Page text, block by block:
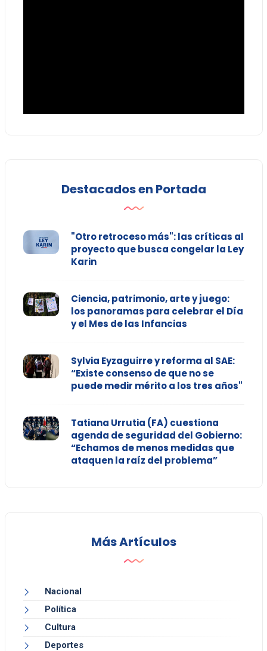
Destacados en Portada
"Otro retroceso más": las críticas al
proyecto que busca congelar la Ley
Karin
Ciencia, patrimonio, arte y juego:
los panoramas para celebrar el Día
y el Mes de las Infancias
Sylvia Eyzaguirre y reforma al SAE:
“Existe consenso de que no se
puede medir mérito a los tres años"
Tatiana Urrutia (FA) cuestiona
agenda de seguridad del Gobierno:
“Echamos de menos medidas que
ataquen la raíz del problema”
Más Artículos
Nacional
Política
Cultura
Deportes